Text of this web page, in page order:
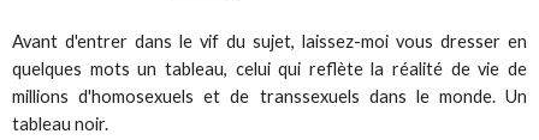
Avant d'entrer dans le vif du sujet, laissez-moi vous dresser en
quelques mots un tableau, celui qui reflète la réalité de vie de
millions d'homosexuels et de transsexuels dans le monde. Un
tableau noir.